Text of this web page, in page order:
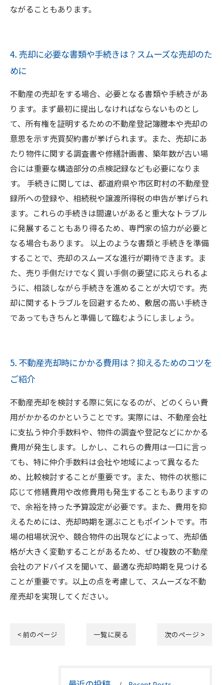
ながることもあります。
4. 売却に必要な書類や手続きは？スムーズな売却のた
めに
不動産の売却をする場合、必要となる書類や手続きがあ
ります。まず最初に提出しなければならないものとし
て、所有権を証明するための不動産登記簿謄本や売却の
意思を示す売買契約書が挙げられます。また、売却にあ
たり物件に関する調査書や修繕計画書、築年数が古い場
合には重要な構造部分の点検記録なども必要になりま
す。 手続きに関しては、都道府県や市区町村の不動産登
録所への登録や、相続税や譲渡所得税の申告が挙げられ
ます。これらの手続きは間違いがあると重大なトラブル
に発展することもあり得るため、専門家の協力が必要と
なる場合もあります。 以上のような書類と手続きを準備
することで、売却のスムーズな進行が期待できます。ま
た、売り手側だけでなく買い手側の要望に応えられるよ
うに、相談しながら手続きを進めることが大切です。売
却に関するトラブルを回避するため、敷居の高い手続き
であってもきちんと準備して臨むようにしましょう。
5. 不動産売却時にかかる費用は？抑えるためのコツを
ご紹介
不動産売却を検討する際に気になるのが、どのくらい費
用がかかるのかということです。実際には、不動産会社
に支払う仲介手数料や、物件の調査や登記などにかかる
費用が発生します。しかし、これらの費用は一口に言っ
ても、特に仲介手数料は会社や地域によって異なるた
め、比較検討することが重要です。また、物件の状態に
応じて修繕費用や改修費用も発生することもありますの
で、余裕を持った予算設定が必要です。また、費用を抑
えるためには、売却時期を選ぶこともポイントです。市
場の相場状況や、競合物件の出現などによって、売却価
格が大きく変動することがあるため、ぜひ複数の不動産
会社のアドバイスを聞いて、最適な売却時期を見つける
ことが重要です。以上の点を考慮して、スムーズな不動
産売却を実現してください。
< 前のページ 一覧に戻る 次のページ >